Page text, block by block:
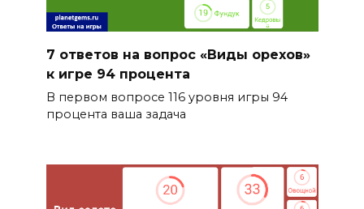
7 ответов на вопрос «Виды орехов»
к игре 94 процента
В первом вопросе 116 уровня игры 94
процента ваша задача